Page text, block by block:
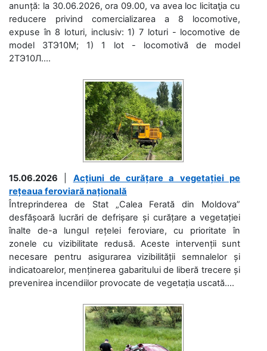
anunță: la 30.06.2026, ora 09.00, va avea loc licitaţia cu
reducere privind comercializarea a 8 locomotive,
expuse în 8 loturi, inclusiv: 1) 7 loturi - locomotive de
model 3ТЭ10М; 1) 1 lot - locomotivă de model
2ТЭ10Л....
15.06.2026
Acțiuni de curățare a vegetației pe
rețeaua feroviară națională
Întreprinderea de Stat „Calea Ferată din Moldova”
desfășoară lucrări de defrișare și curățare a vegetației
înalte de-a lungul rețelei feroviare, cu prioritate în
zonele cu vizibilitate redusă. Aceste intervenții sunt
necesare pentru asigurarea vizibilității semnalelor și
indicatoarelor, menținerea gabaritului de liberă trecere și
prevenirea incendiilor provocate de vegetația uscată....